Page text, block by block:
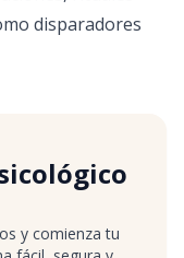
disparadores
y comienza tu